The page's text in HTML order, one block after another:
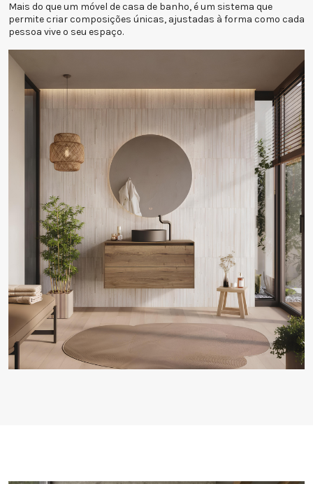
Mais do que um móvel de casa de banho, é um sistema que
permite criar composições únicas, ajustadas à forma como cada
pessoa vive o seu espaço.